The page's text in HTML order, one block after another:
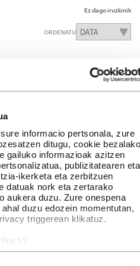
sure informacio pertsonala, zure
ditugu, cookie bezalako
gailuko informazioak azitzen
publizitatearen eta
ikerketa eta zerbitzuen
datuak nork eta zertarako
aukera duzu. Zure onespena
duzu edozein momentutan,
triggerean klikatuz.
to:
your geographical location
Ez dago iruzkinik
ORDENATU